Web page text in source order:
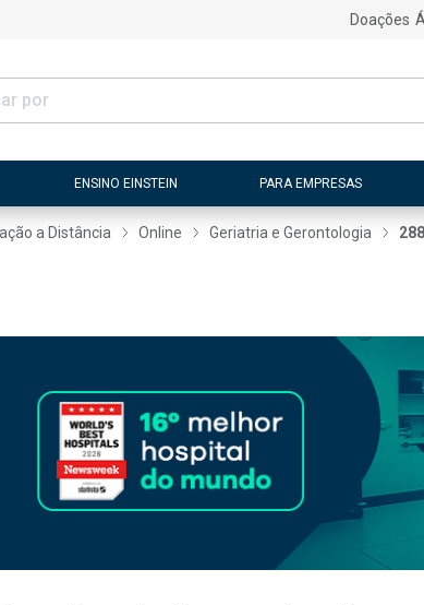
Doações
ENSINO EINSTEIN PARA EMPRESAS
a Distância Online Geriatria e Gerontologia